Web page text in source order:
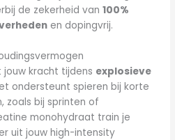
de zekerheid van100%
en dopingvrij.
kracht tijdens explosieve
ondersteunt spieren bij korte
zoals bij sprinten of
monohydraat train je
uit jouw high-intensity